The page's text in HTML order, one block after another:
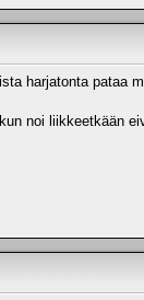
harjatonta pataa
noi liikkeetkään